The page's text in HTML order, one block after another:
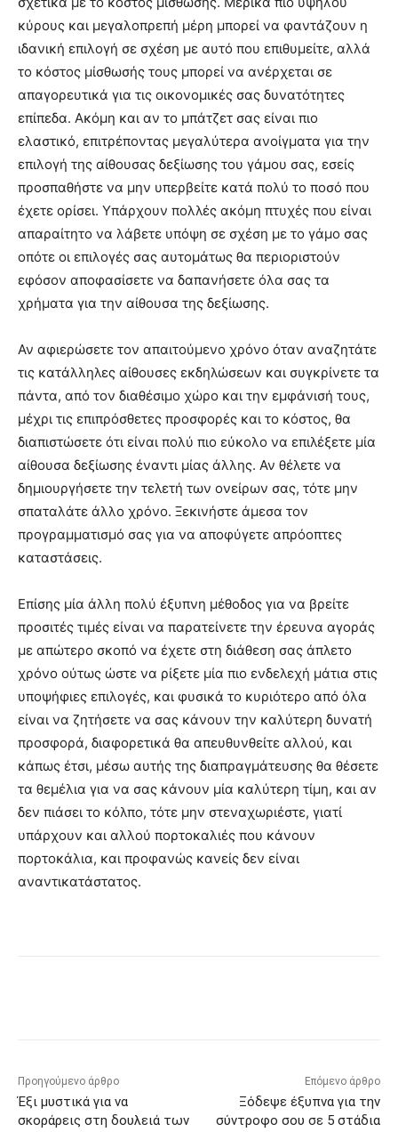
κύρους και μεγαλοπρεπή μέρη μπορεί να φαντάζουν η
ιδανική επιλογή σε σχέση με αυτό που επιθυμείτε, αλλά
το κόστος μίσθωσής τους μπορεί να ανέρχεται σε
απαγορευτικά για τις οικονομικές σας δυνατότητες
επίπεδα. Ακόμη και αν το μπάτζετ σας είναι πιο
ελαστικό, επιτρέποντας μεγαλύτερα ανοίγματα για την
επιλογή της αίθουσας δεξίωσης του γάμου σας, εσείς
προσπαθήστε να μην υπερβείτε κατά πολύ το ποσό που
έχετε ορίσει. Υπάρχουν πολλές ακόμη πτυχές που είναι
απαραίτητο να λάβετε υπόψη σε σχέση με το γάμο σας
οπότε οι επιλογές σας αυτομάτως θα περιοριστούν
εφόσον αποφασίσετε να δαπανήσετε όλα σας τα
χρήματα για την αίθουσα της δεξίωσης.
Αν αφιερώσετε τον απαιτούμενο χρόνο όταν αναζητάτε
τις κατάλληλες αίθουσες εκδηλώσεων και συγκρίνετε τα
πάντα, από τον διαθέσιμο χώρο και την εμφάνισή τους,
μέχρι τις επιπρόσθετες προσφορές και το κόστος, θα
διαπιστώσετε ότι είναι πολύ πιο εύκολο να επιλέξετε μία
αίθουσα δεξίωσης έναντι μίας άλλης. Αν θέλετε να
δημιουργήσετε την τελετή των ονείρων σας, τότε μην
σπαταλάτε άλλο χρόνο. Ξεκινήστε άμεσα τον
προγραμματισμό σας για να αποφύγετε απρόοπτες
καταστάσεις.
Επίσης μία άλλη πολύ έξυπνη μέθοδος για να βρείτε
προσιτές τιμές είναι να παρατείνετε την έρευνα αγοράς
με απώτερο σκοπό να έχετε στη διάθεση σας άπλετο
χρόνο ούτως ώστε να ρίξετε μία πιο ενδελεχή μάτια στις
υποψήφιες επιλογές, και φυσικά το κυριότερο από όλα
είναι να ζητήσετε να σας κάνουν την καλύτερη δυνατή
προσφορά, διαφορετικά θα απευθυνθείτε αλλού, και
κάπως έτσι, μέσω αυτής της διαπραγμάτευσης θα θέσετε
τα θεμέλια για να σας κάνουν μία καλύτερη τίμη, και αν
δεν πιάσει το κόλπο, τότε μην στεναχωριέστε, γιατί
υπάρχουν και αλλού πορτοκαλιές που κάνουν
πορτοκάλια, και προφανώς κανείς δεν είναι
αναντικατάστατος.
Προηγούμενο άρθρο
Έξι μυστικά για να
σκοράρεις στη δουλειά των
Επόμενο άρθρο
Ξόδεψε έξυπνα για την
σύντροφο σου σε 5 στάδια